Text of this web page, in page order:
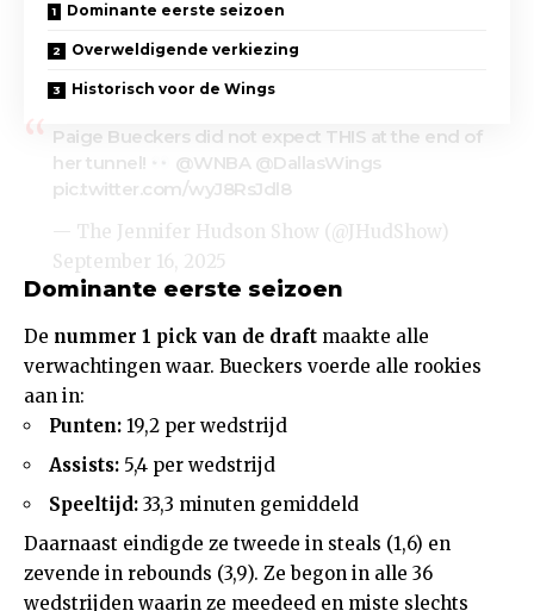
Dominante eerste seizoen
Overweldigende verkiezing
Historisch voor de Wings
Paige Bueckers did not expect THIS at the end of
her tunnel!
@WNBA @DallasWings
pic.twitter.com/wyJ8RsJdl8
— The Jennifer Hudson Show (@JHudShow)
September 16, 2025
Dominante eerste seizoen
De nummer 1 pick van de draft maakte alle
verwachtingen waar. Bueckers voerde alle rookies
aan in:
Punten: 19,2 per wedstrijd
Assists: 5,4 per wedstrijd
Speeltijd: 33,3 minuten gemiddeld
Daarnaast eindigde ze tweede in steals (1,6) en
zevende in rebounds (3,9). Ze begon in alle 36
wedstrijden waarin ze meedeed en miste slechts